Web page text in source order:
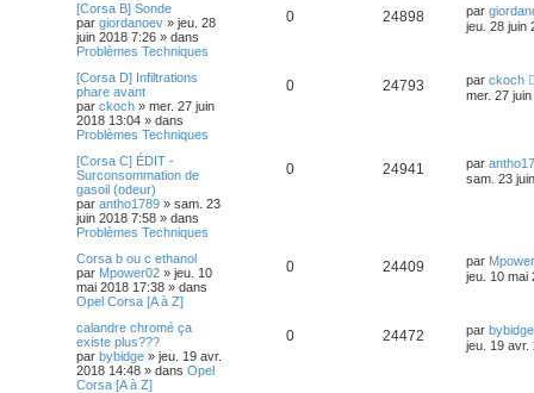
[Corsa B] Sonde
par giordanoev » jeu. 28
juin 2018 7:26 » dans
Problèmes Techniques
0 24898 par
jeu. 28 juin
[Corsa D] Infiltrations
phare avant
par ckoch » mer. 27 juin
2018 13:04 » dans
Problèmes Techniques
0 24793 par ckoch
mer. 27
[Corsa C] ÉDIT -
Surconsommation de
gasoil (odeur)
par antho1789 » sam. 23
juin 2018 7:58 » dans
Problèmes Techniques
0 24941 par
sam. 23
Corsa b ou c ethanol
par Mpower02 » jeu. 10
mai 2018 17:38 » dans
Opel Corsa [A à Z]
0 24409 par
jeu. 10 mai
calandre chromé ça
existe plus???
par bybidge » jeu. 19 avr.
2018 14:48 » dans Opel
Corsa [A à Z]
0 24472 par bybidge
jeu. 19 avr.